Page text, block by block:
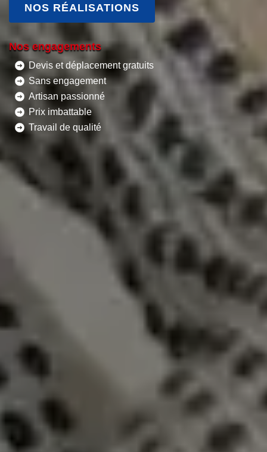
NOS RÉALISATIONS
Nos engagements
Devis et déplacement gratuits
Sans engagement
Artisan passionné
Prix imbattable
Travail de qualité